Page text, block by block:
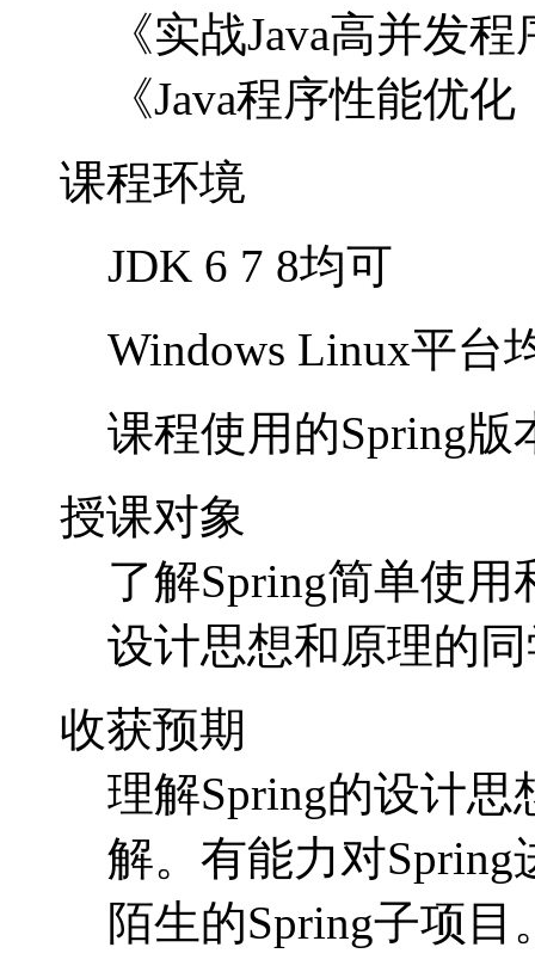
《实战Java高并发
《Java程序性能优
课程环境
JDK 6 7 8均可
Windows Linux平台
课程使用的Spring版
授课对象
了解Spring简单使
设计思想和原理的
收获预期
理解Spring的设计思
解。有能力对
陌生的Spring子项目